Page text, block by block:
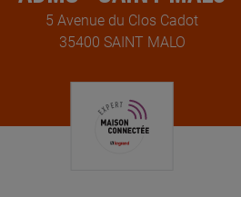
5 Avenue du Clos Cadot
35400 SAINT MALO